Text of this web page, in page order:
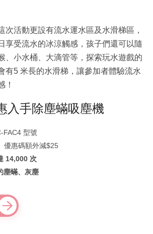
次活動更設有流水運水區及水滑梯區，
享受流水的冰涼觸感，孩子們還可以隨
、小水桶、大滴管等，探索玩水遊戲的
有5 米長的水滑梯，讓參加者體驗流水
！
入手除塵蟎吸塵機
FAC4 型號
優惠碼額外減$25
14,000 次
塵蟎、灰塵